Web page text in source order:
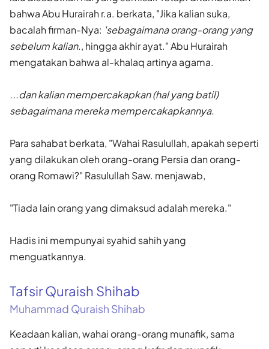
bahwa Abu Hurairah r.a. berkata, "Jika kalian suka,
bacalah firman-Nya: 'sebagaimana orang-orang yang
sebelum kalian., hingga akhir ayat." Abu Hurairah
mengatakan bahwa al-khalaq artinya agama.
...dan kalian mempercakapkan (hal yang batil)
sebagaimana mereka mempercakapkannya.
Para sahabat berkata, "Wahai Rasulullah, apakah seperti
yang dilakukan oleh orang-orang Persia dan orang-
orang Romawi?" Rasulullah Saw. menjawab,
"Tiada lain orang yang dimaksud adalah mereka."
Hadis ini mempunyai syahid sahih yang
menguatkannya.
Tafsir Quraish Shihab
Muhammad Quraish Shihab
Keadaan kalian, wahai orang-orang munafik, sama